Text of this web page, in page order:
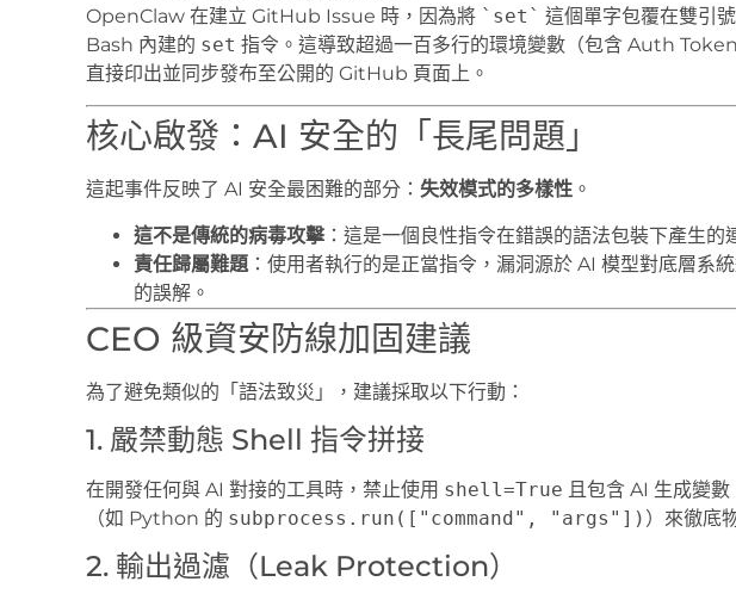
OpenClaw 在建立 GitHub Issue 時，因為將 `set` 這個單字包覆在雙引
Bash 內建的 set 指令。這導致超過一百多行的環境變數（包含 Auth
直接印出並同步發布至公開的 GitHub 頁面上。
核心啟發：AI 安全的「長尾問題」
這起事件反映了 AI 安全最困難的部分： 失效模式的多樣性 。
這不是傳統的病毒攻擊：這是一個良性指令在錯誤的語法包裝下產生的
責任歸屬難題 ：使用者執行的是正當指令，漏洞源於 AI 模型對底層系
的誤解。
CEO 級資安防線加固建議
為了避免類似的「語法致災」，建議採取以下行動：
1. 嚴禁動態 Shell 指令拼接
在開發任何與 AI 對接的工具時，禁止使用 shell=True 且包含 AI 生成變
（如 Python 的 subprocess.run(["command", "args"]) ）來徹底
2. 輸出過濾（Leak Protection）